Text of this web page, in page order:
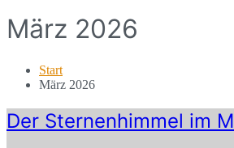
März 2026
Start
März 2026
Der Sternenhimmel im